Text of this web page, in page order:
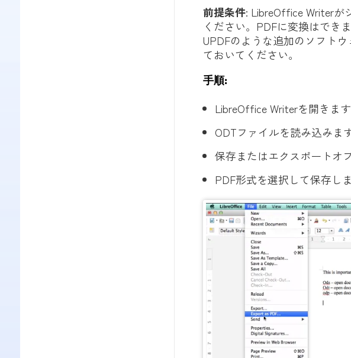
前提条件: LibreOffice Writerが
ください。PDFに変換はでき
UPDFのような追加のソフト
ておいてください。
手順:
LibreOffice Writerを開きます
ODTファイルを読み込みます
保存またはエクスポートオ
PDF形式を選択して保存しま